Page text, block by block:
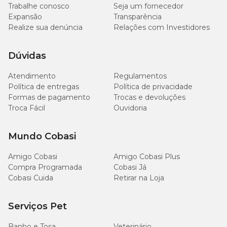
Preciso de prescrição veterinária para comprar ração
Para comprar fórmulas convencionais, como as linhas
nenhuma receita.
No entanto, se o seu gato apresenta condições específicas,
como problemas renais , diabetes, alergias ou
medicamentosa.
Esses alimentos terapêuticos agem como suporte direto
no tratamento de doenças e exigem a prescrição e o
acompanhamento rigoroso de um médico-veterinário para
Quais são as melhores marcas de ração para gatos?
Trabalhe conosco
Seja um fornecedor
Expansão
Transparência
Realize sua denúncia
Relações com Investidores
Dúvidas
Atendimento
Regulamentos
Política de entregas
Política de privacidade
Formas de pagamento
Trocas e devoluções
Troca Fácil
Ouvidoria
Mundo Cobasi
Amigo Cobasi
Amigo Cobasi Plus
Compra Programada
Cobasi Já
Cobasi Cuida
Retirar na Loja
Serviços Pet